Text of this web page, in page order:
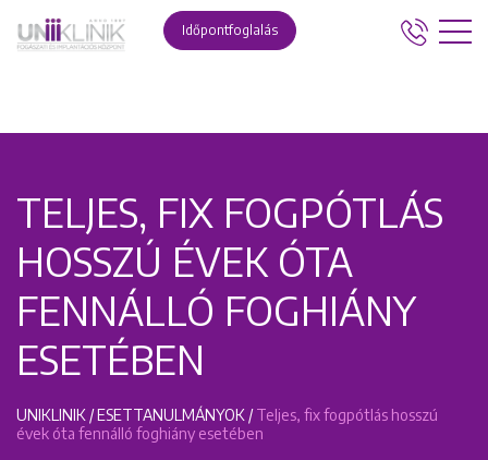
Időpontfoglalás
TELJES, FIX FOGPÓTLÁS
HOSSZÚ ÉVEK ÓTA
FENNÁLLÓ FOGHIÁNY
ESETÉBEN
UNIKLINIK /ESETTANULMÁNYOK /Teljes, fix fogpótlás hosszú
évek óta fennálló foghiány esetében